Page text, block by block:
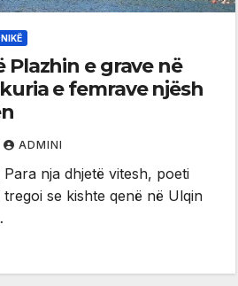
Plazhin e grave në
e femrave njësh
ADMINI
nja dhjetë vitesh, poeti
tregoi se kishte qenë në Ulqin